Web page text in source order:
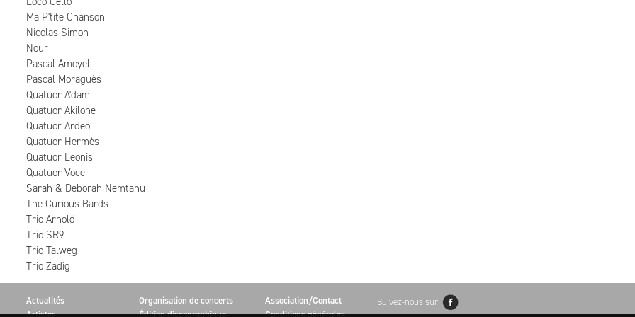
Ma P'tite Chanson
Nicolas Simon
Nour
Pascal Amoyel
Pascal Moraguès
Quatuor A'dam
Quatuor Akilone
Quatuor Ardeo
Quatuor Hermès
Quatuor Leonis
Quatuor Voce
Sarah & Deborah Nemtanu
The Curious Bards
Trio Arnold
Trio SR9
Trio Talweg
Trio Zadig
Actualités
Artistes
Organisation de concerts
Édition discographique
Association/Contact
Conditions générales
Suivez-nous sur